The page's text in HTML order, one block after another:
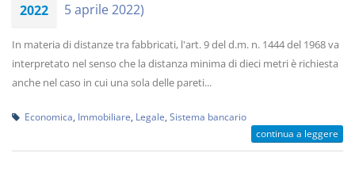
2022
5 aprile 2022)
In materia di distanze tra fabbricati, l'art. 9 del d.m. n. 1444 del 1968 va
interpretato nel senso che la distanza minima di dieci metri è richiesta
anche nel caso in cui una sola delle pareti...
Economica Immobiliare Legale Sistema bancario
continua a leggere